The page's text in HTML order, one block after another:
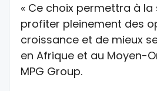
« Ce choix permettra à
profiter pleinement des
croissance et de mieux
en Afrique et au Moyen-
MPG Group.